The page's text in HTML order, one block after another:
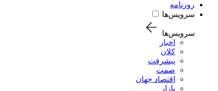
روزنامه
سرویس‌ها
سرویس‌ها
اخبار
کلان
پیشرفت
صمت
اقتصاد جهان
بازار